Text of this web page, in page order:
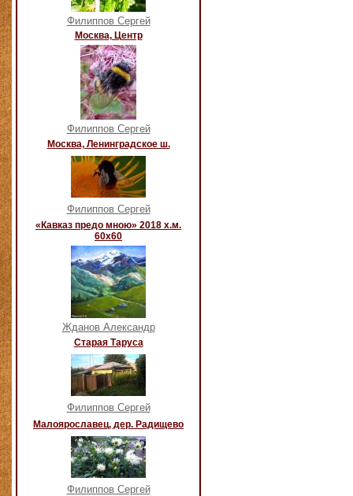
Филиппов Сергей
Москва, Центр
Филиппов Сергей
Москва, Ленинградское ш.
Филиппов Сергей
«Кавказ предо мною» 2018 х.м.
60х60
Жданов Александр
Старая Таруса
Филиппов Сергей
Малоярославец, дер. Радищево
Филиппов Сергей